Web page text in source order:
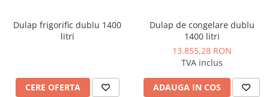
Dulap frigorific dublu 1400
litri
CERE OFERTA
Dulap de congelare dublu
1400 litri
13.855,28 RON
TVA inclus
ADAUGA IN COS